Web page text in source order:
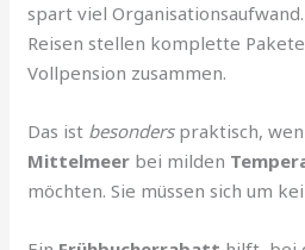
spart viel
Reisen stellen komplette
Vollpension zusammen.
Das ist besonderspraktisch,
Mittelmeer bei milden
möchten. Sie müssen sich um